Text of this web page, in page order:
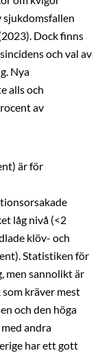
sjukdomsfallen
Dock finns
och val av
Nya
alls och
av
är för
låg nivå (<2
klöv- och
Statistiken för
men sannolikt är
kräver mest
och den höga
andra
har ett gott